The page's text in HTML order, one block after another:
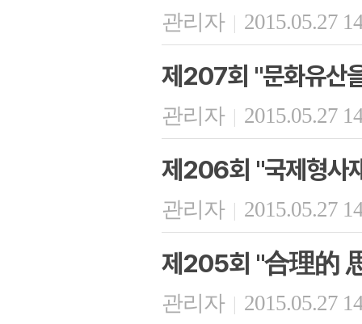
관리자 | 2015.05.27
제207회 "문화유산
관리자 | 2015.05.27
제206회 "국제형사
관리자 | 2015.05.27
제205회 "合理的
관리자 | 2015.05.27